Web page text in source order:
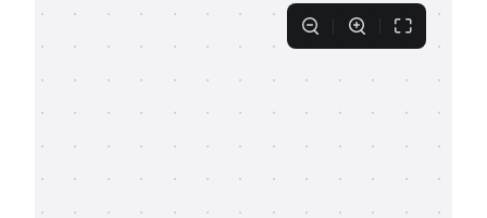
客户案例
支持
知识分享社区